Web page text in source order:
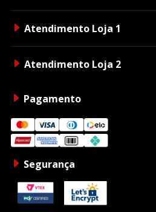
Atendimento Loja 1
Atendimento Loja 2
Pagamento
Segurança